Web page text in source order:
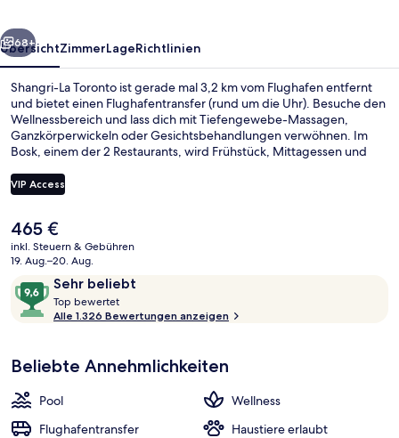
Weiter
68+
ÜbersichtZimmerLageRichtlinien
Shangri-La Toronto ist gerade mal 3,2 km vom Flughafen entfernt
und bietet einen Flughafentransfer (rund um die Uhr). Besuche den
Wellnessbereich und lass dich mit Tiefengewebe-Massagen,
Ganzkörperwickeln oder Gesichtsbehandlungen verwöhnen. Im
Bosk, einem der 2 Restaurants, wird Frühstück, Mittagessen und
luxuriösen Stil 2 Bars/Lounges, einen Innenpool und einen rund um
die Uhr geöffneten Fitnessbereich. Andere Reisende lieben das
von den öffentlichen Verkehrsmitteln entfernt: Zur U-Bahn läuft
man 2 Minuten (U-Bahn-Station St Andrew) bzw. 2 Minuten
(Straßenbahnhaltestelle Queen St West at University Ave).
VIP Access
Der
aktuelle
Preis
465 €.
465 €
inkl. Steuern & Gebühren
19. Aug.–20. Aug.
Bewertungen
Sehr beliebt
9,6
von
10,
beliebt
Top bewertet
o
b
r
Alle 1.326 Bewertungen anzeigen
Beliebte Annehmlichkeiten
Pool
Wellness
Flughafentransfer
Haustiere erlaubt